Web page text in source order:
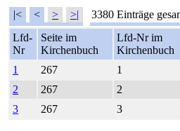
|< < > >| 3380 Einträge
Lfd-
Nr
Seite im
Kirchenbuch
Lfd-Nr im
Kirchenbuch
1
267 1
2
267 2
3
267 3